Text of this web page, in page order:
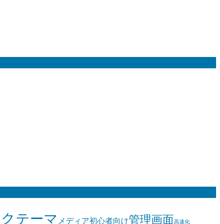
テーマ メディア初心者向け管理画面高速化